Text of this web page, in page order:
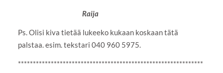
Raija
Ps. Olisi kiva tietää lukeeko kukaan koskaan tätä
palstaa. esim. tekstari 040 960 5975.
**************************************************************